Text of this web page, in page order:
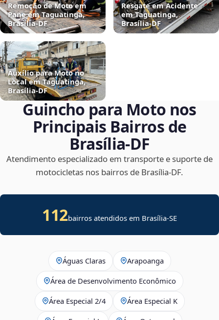
Remoção de Moto em
Pane em Taguatinga,
Brasília‑DF
Resgate em Acidente
em Taguatinga,
Brasília‑DF
Auxílio para Moto no
Local em Taguatinga,
Brasília‑DF
Guincho para Moto nos
Principais Bairros de
Brasília‑DF
Atendimento especializado em transporte e suporte de
motocicletas nos bairros de Brasília‑DF.
112bairros atendidos em Brasília-SE
Águas Claras Arapoanga
Área de Desenvolvimento Econômico
Área Especial 2/4 Área Especial K